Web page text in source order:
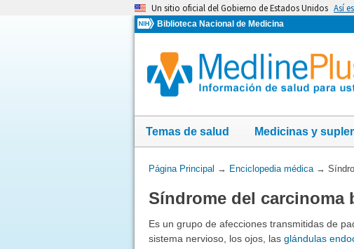
Un sitio oficial del Gobierno de Estados Unidos Así
Biblioteca Nacional de Medicina
Temas de salud Medicinas y
Usted
aquí:
Página Principal → Enciclopedia médica→
Síndrome del carcinoma
Es un grupo de afecciones transmitidas de
sistema nervioso, los ojos, las glándulas